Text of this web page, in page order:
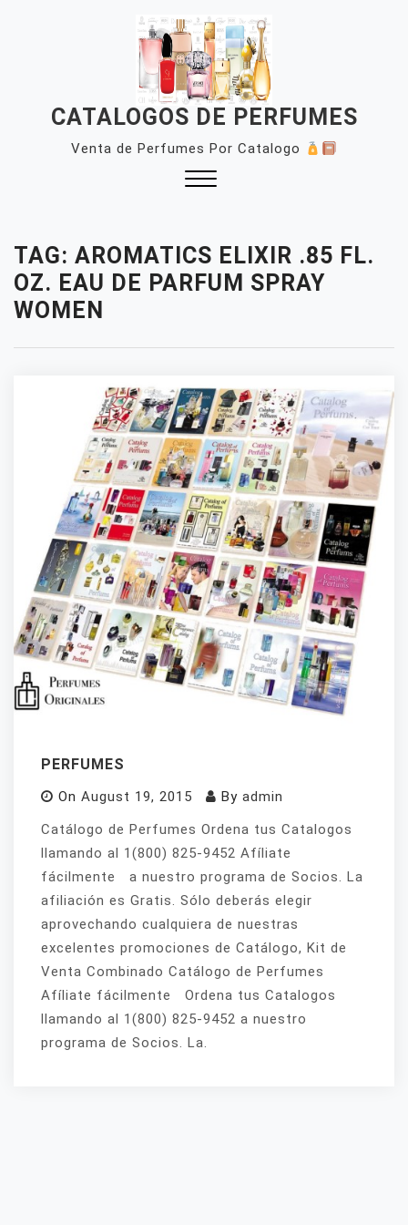
CATALOGOS DE PERFUMES
Venta de Perfumes Por Catalogo
TAG: AROMATICS ELIXIR .85 FL.
OZ. EAU DE PARFUM SPRAY
WOMEN
PERFUMES
On August 19, 2015 By admin
Catálogo de Perfumes Ordena tus Catalogos
llamando al 1(800) 825-9452 Afíliate
fácilmente a nuestro programa de Socios. La
afiliación es Gratis. Sólo deberás elegir
aprovechando cualquiera de nuestras
excelentes promociones de Catálogo, Kit de
Venta Combinado Catálogo de Perfumes
Afíliate fácilmente Ordena tus Catalogos
llamando al 1(800) 825-9452 a nuestro
programa de Socios. La.